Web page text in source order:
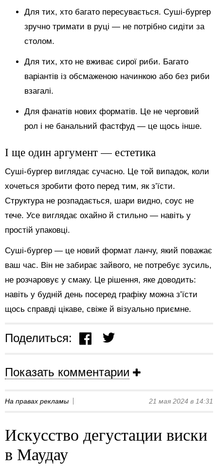
Для тих, хто багато пересувається. Суші-бургер
зручно тримати в руці — не потрібно сидіти за
столом.
Для тих, хто не вживає сирої риби. Багато
варіантів із обсмаженою начинкою або без риби
взагалі.
Для фанатів нових форматів. Це не черговий
рол і не банальний фастфуд — це щось інше.
І ще один аргумент — естетика
Суші-бургер виглядає сучасно. Це той випадок, коли
хочеться зробити фото перед тим, як з’їсти.
Структура не розпадається, шари видно, соус не
тече. Усе виглядає охайно й стильно — навіть у
простій упаковці.
Суші-бургер — це новий формат ланчу, який поважає
ваш час. Він не забирає зайвого, не потребує зусиль,
не розчаровує у смаку. Це рішення, яке доводить:
навіть у будній день посеред графіку можна з’їсти
щось справді цікаве, свіже й візуально приємне.
Поделиться:
Показать комментарии
На правах рекламы 21 мая 2024 в 14:31
Искусство дегустации виски
в Маудау